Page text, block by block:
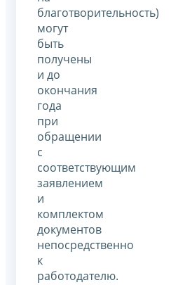
благотворительность)
могут
быть
получены
и до
окончания
года
при
обращении
с
соответствующим
заявлением
и
комплектом
документов
непосредственно
к
работодателю.